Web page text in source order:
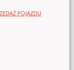
POJAZDU